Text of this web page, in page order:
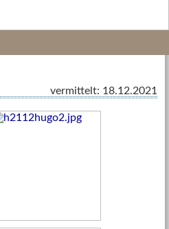
vermittelt: 18.12.2021